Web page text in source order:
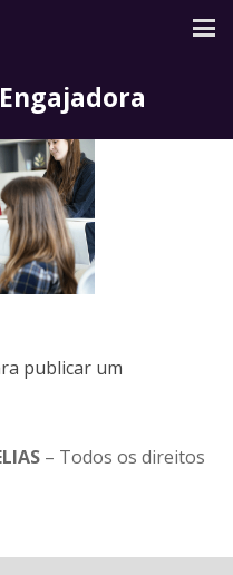
publicar um
– Todos os direitos